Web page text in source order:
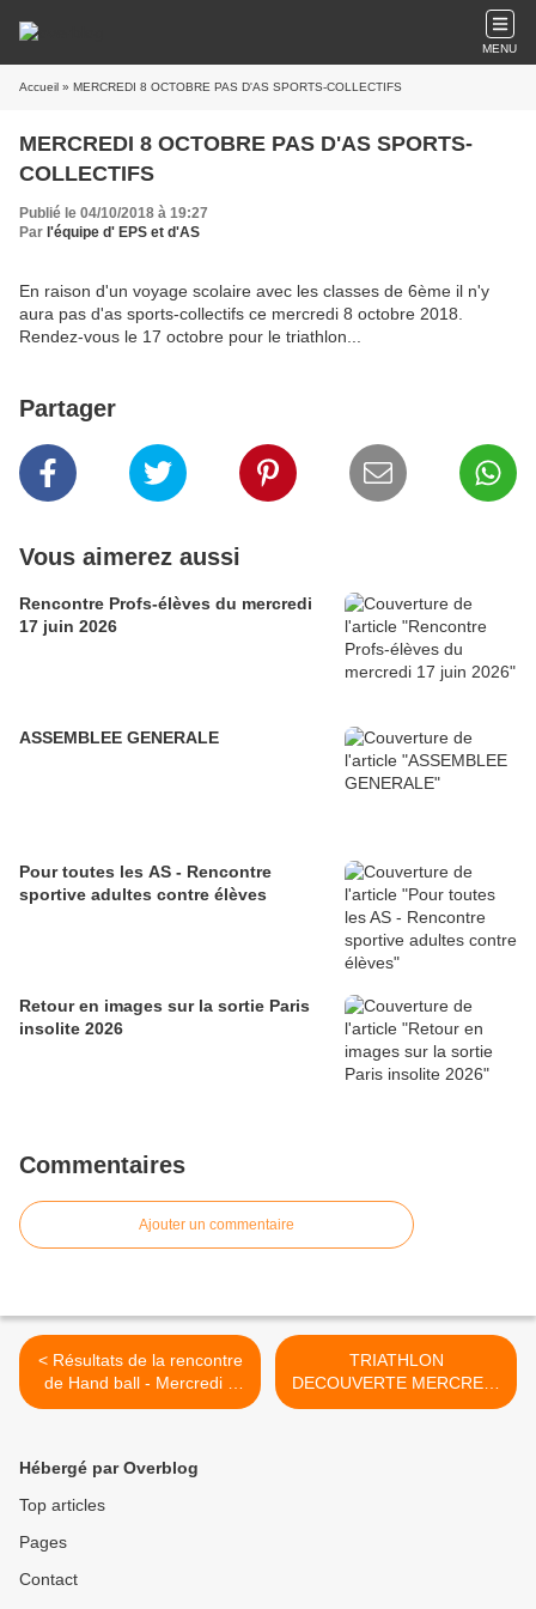
MENU
Accueil » MERCREDI 8 OCTOBRE PAS D'AS SPORTS-COLLECTIFS
MERCREDI 8 OCTOBRE PAS D'AS SPORTS-
COLLECTIFS
Publié le 04/10/2018 à 19:27
Par l'équipe d' EPS et d'AS
En raison d'un voyage scolaire avec les classes de 6ème il n'y
aura pas d'as sports-collectifs ce mercredi 8 octobre 2018.
Rendez-vous le 17 octobre pour le triathlon...
Partager
Vous aimerez aussi
Rencontre Profs-élèves du mercredi
17 juin 2026
ASSEMBLEE GENERALE
Pour toutes les AS - Rencontre
sportive adultes contre élèves
Retour en images sur la sortie Paris
insolite 2026
Commentaires
Ajouter un commentaire
< Résultats de la rencontre
de Hand ball - Mercredi 3
Octobre
TRIATHLON
DECOUVERTE MERCREDI
17 OCTOBRE A
Hébergé par Overblog
Top articles
Pages
Contact